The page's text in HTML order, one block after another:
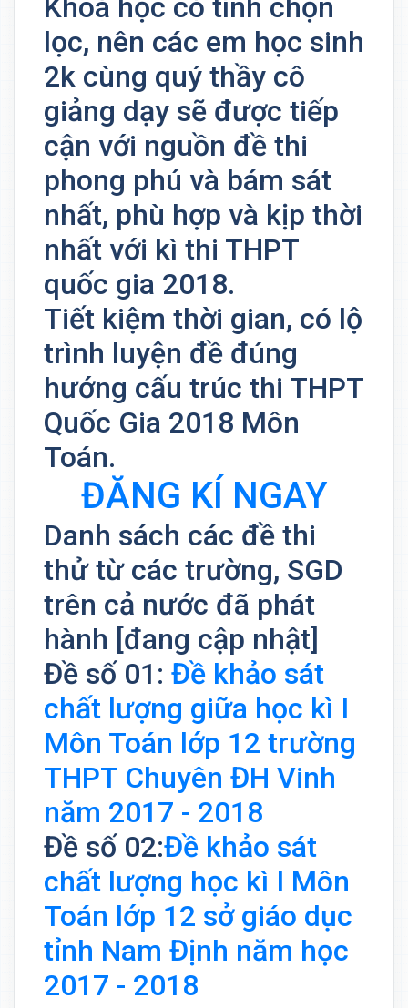
Khoá học có tính chọn
lọc, nên các em học sinh
2k cùng quý thầy cô
giảng dạy sẽ được tiếp
cận với nguồn đề thi
phong phú và bám sát
nhất, phù hợp và kịp thời
nhất với kì thi THPT
quốc gia 2018.
Tiết kiệm thời gian, có lộ
trình luyện đề đúng
hướng cấu trúc thi THPT
Quốc Gia 2018 Môn
Toán.
ĐĂNG KÍ NGAY
Danh sách các đề thi
thử từ các trường, SGD
trên cả nước đã phát
hành [đang cập nhật]
Đề số 01: Đề khảo sát
chất lượng giữa học kì I
Môn Toán lớp 12 trường
THPT Chuyên ĐH Vinh
năm 2017 - 2018
Đề số 02:Đề khảo sát
chất lượng học kì I Môn
Toán lớp 12 sở giáo dục
tỉnh Nam Định năm học
2017 - 2018